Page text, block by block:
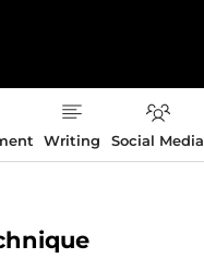
Writing Social Media